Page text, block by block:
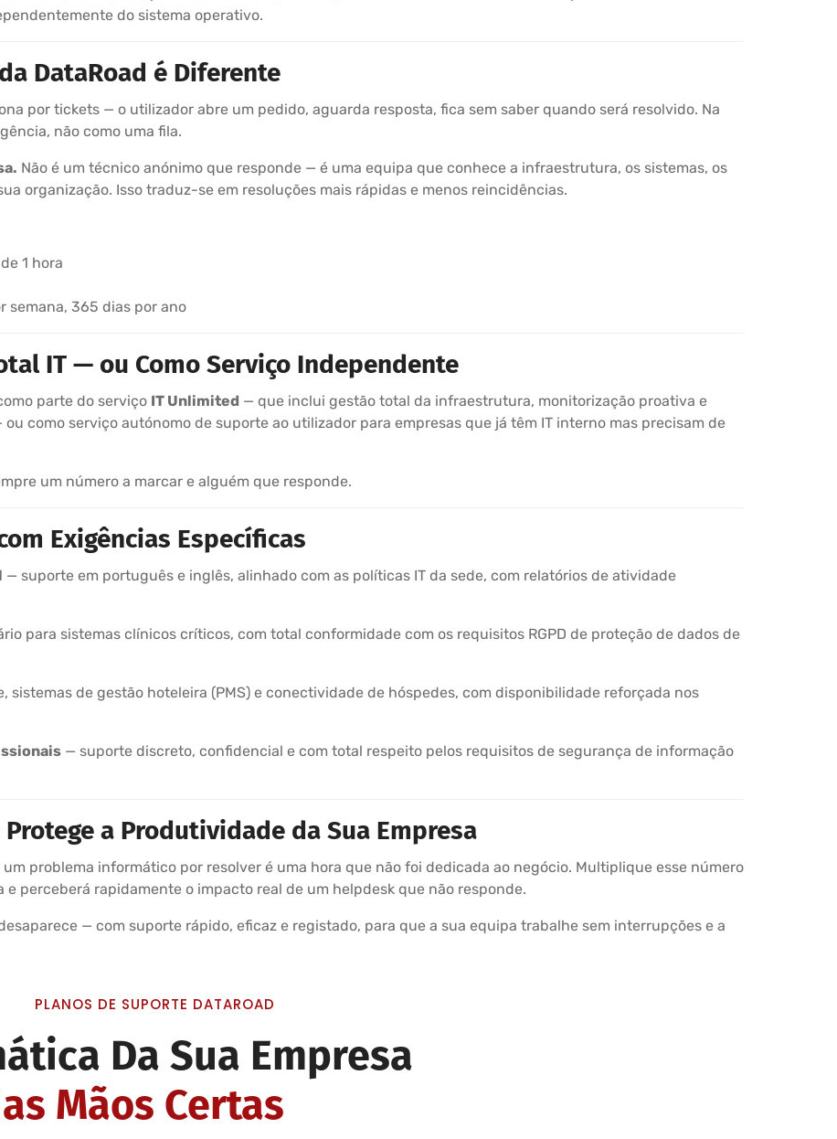
do sistema operativo.
DataRoad é Diferente
por tickets — o utilizador abre um pedido, aguarda resposta, fica sem saber quando será resolvido. Na
não como uma fila.
Não é um técnico anónimo que responde — é uma equipa que conhece a infraestrutura, os sistemas, os
organização. Isso traduz-se em resoluções mais rápidas e menos reincidências.
1 hora
semana, 365 dias por ano
IT — ou Como Serviço Independente
parte do serviço IT Unlimited — que inclui gestão total da infraestrutura, monitorização proativa e
como serviço autónomo de suporte ao utilizador para empresas que já têm IT interno mas precisam de
um número a marcar e alguém que responde.
Exigências Específicas
— suporte em português e inglês, alinhado com as políticas IT da sede, com relatórios de atividade
para sistemas clínicos críticos, com total conformidade com os requisitos RGPD de proteção de dados de
sistemas de gestão hoteleira (PMS) e conectividade de hóspedes, com disponibilidade reforçada nos
— suporte discreto, confidencial e com total respeito pelos requisitos de segurança de informação
a Produtividade da Sua Empresa
problema informático por resolver é uma hora que não foi dedicada ao negócio. Multiplique esse número
perceberá rapidamente o impacto real de um helpdesk que não responde.
— com suporte rápido, eficaz e registado, para que a sua equipa trabalhe sem interrupções e a
PLANOS DE SUPORTE DATAROAD
Da Sua Empresa
Mãos Certas